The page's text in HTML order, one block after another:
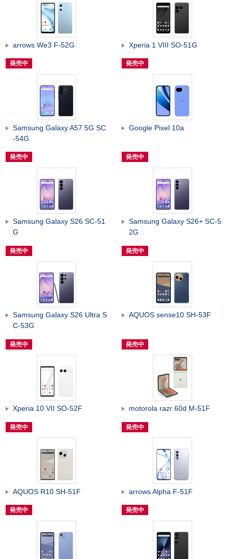
arrows We3 F-52G
発売中
Xperia 1 VIII SO-51G
発売中
Samsung Galaxy A57 5G SC
-54G
発売中
Google Pixel 10a
発売中
Samsung Galaxy S26 SC-51
G
発売中
Samsung Galaxy S26+ SC-5
2G
発売中
Samsung Galaxy S26 Ultra S
C-53G
発売中
AQUOS sense10 SH-53F
発売中
Xperia 10 VII SO-52F
発売中
motorola razr 60d M-51F
発売中
AQUOS R10 SH-51F
発売中
arrows Alpha F-51F
発売中